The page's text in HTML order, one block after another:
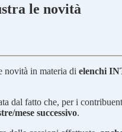
le novità
novità in materia di elenchi
dal fatto che, per i
mese successivo.